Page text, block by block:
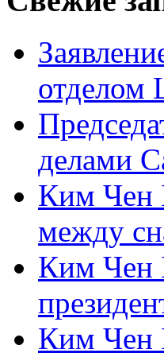
делами
Ким Чен
между
Ким Чен
Ким Чен